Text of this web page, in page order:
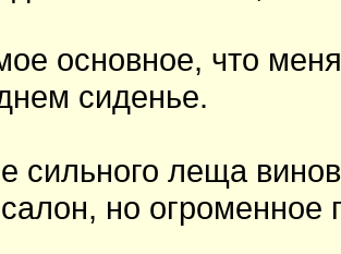
основное, что
сиденье.
сильного леща
но огроменное